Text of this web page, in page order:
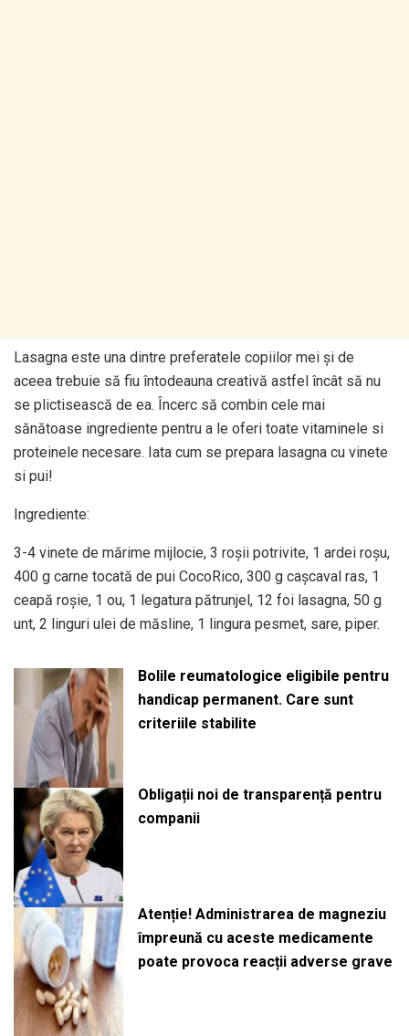
Lasagna este una dintre preferatele copiilor mei și de
aceea trebuie să fiu întodeauna creativă astfel încât să nu
se plictisească de ea. Încerc să combin cele mai
sănătoase ingrediente pentru a le oferi toate vitaminele si
proteinele necesare. Iata cum se prepara lasagna cu vinete
si pui!
Ingrediente:
3-4 vinete de mărime mijlocie, 3 roşii potrivite, 1 ardei roşu,
400 g carne tocată de pui CocoRico, 300 g caşcaval ras, 1
ceapă roşie, 1 ou, 1 legatura pătrunjel, 12 foi lasagna, 50 g
unt, 2 linguri ulei de măsline, 1 lingura pesmet, sare, piper.
Bolile reumatologice eligibile pentru
handicap permanent. Care sunt
criteriile stabilite
Obligații noi de transparență pentru
companii
Atenție! Administrarea de magneziu
împreună cu aceste medicamente
poate provoca reacții adverse grave